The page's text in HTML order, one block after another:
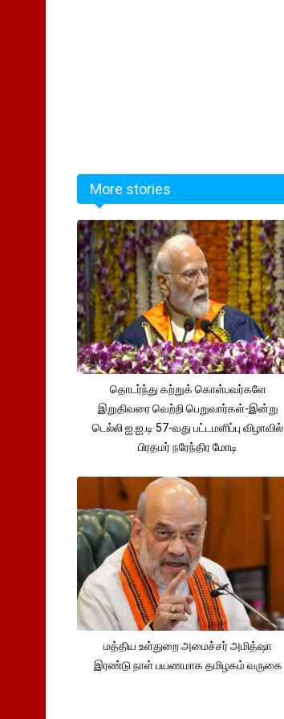
More stories
தொடர்ந்து கற்றுக் கொள்பவர்களே
இறுதிவரை வெற்றி பெறுவார்கள்-இன்று
டெல்லி ஐ.ஐ.டி 57-வது பட்டமளிப்பு விழாவில்
பிரதமர் நரேந்திர மோடி
மத்திய உள்துறை அமைச்சர் அமித்ஷா
இரண்டு நாள் பயணமாக தமிழகம் வருகை